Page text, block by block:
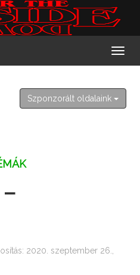
2026. augusztus 8. szombat
László
Szponzorált oldalaink
2020. szeptember 26.,